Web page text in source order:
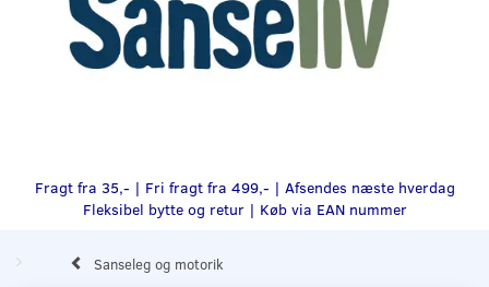
Fragt fra 35,- | Fri fragt fra 499,- | Afsendes næste hverdag
Fleksibel bytte og retur | Køb via EAN nummer
Sanseleg og motorik